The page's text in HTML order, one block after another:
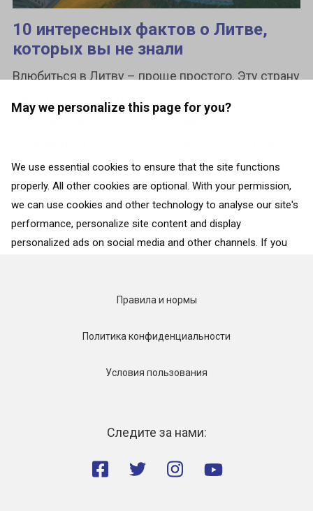
May we personalize this page for you?
We use essential cookies to ensure that the site functions
properly. All other cookies are optional. With your permission,
we can use cookies and other technology to analyse our site's
performance, personalize site content and display
personalized ads on social media and other channels. If you
interactions with the site, click on “Adjust selection”. To reject
only necessary cookies”. More details can be found on our
Accept only necessary cookies
Adjust selection
10 интересных фактов о Литве,
которых вы не знали
Влюбиться в Литву – проще простого. Эту страну
суровых времён. Именно поэтому мы собрали
наименее известные,...
Правила и нормы
Политика конфиденциальности
Условия пользования
Следите за нами: